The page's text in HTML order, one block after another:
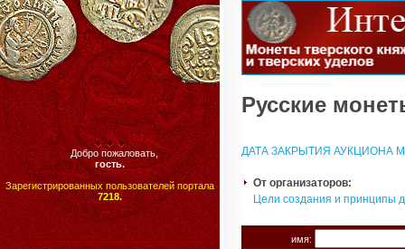
Добро пожаловать,
гость.
Зарегистрированных пользователей портала
7218.
Русские
ДАТА ЗАКРЫТИЯ АУКЦИОНА
От организаторов:
Цели создания и принципы
имя: